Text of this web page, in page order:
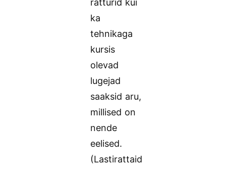
ka
tehnikaga
kursis
olevad
lugejad
saaksid aru,
millised on
nende
eelised.
(Lastirattaid